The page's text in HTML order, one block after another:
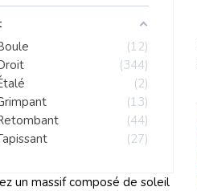
12
344
2
13
44
27
un massif composé de soleil